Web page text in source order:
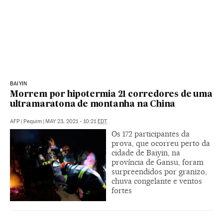
BAIYIN
Morrem por hipotermia 21 corredores de uma
ultramaratona de montanha na China
AFP | Pequim | MAY 23, 2021 - 10:21EDT
Os 172 participantes da
prova, que ocorreu perto da
cidade de Baiyin, na
província de Gansu, foram
surpreendidos por granizo,
chuva congelante e ventos
fortes